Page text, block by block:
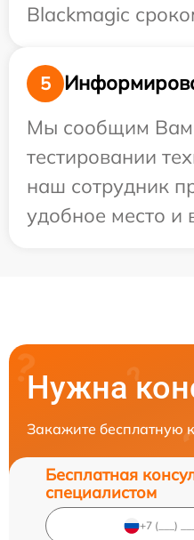
Blackmagic
5
Мы сообщим
тестировании
наш сотрудник
удобное место и
Нужна
Закажите бесплатную
Бесплатная
специалистом